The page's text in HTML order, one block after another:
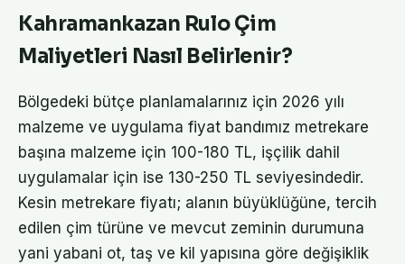
Kahramankazan Rulo Çim
Maliyetleri Nasıl Belirlenir?
Bölgedeki bütçe planlamalarınız için 2026 yılı
malzeme ve uygulama fiyat bandımız metrekare
başına malzeme için 100-180 TL, işçilik dahil
uygulamalar için ise 130-250 TL seviyesindedir.
Kesin metrekare fiyatı; alanın büyüklüğüne, tercih
edilen çim türüne ve mevcut zeminin durumuna
yani yabani ot, taş ve kil yapısına göre değişiklik